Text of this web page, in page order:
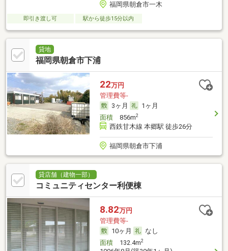
福岡県朝倉市一木
即引き渡し可 駅から徒歩15分以内
貸地
福岡県朝倉市下浦
22万円
管理費等-
3ヶ月
1ヶ月
面積856m2
西鉄甘木線 本郷駅 徒歩26分
福岡県朝倉市下浦
貸店舗（建物一部）
コミュニティセンター利便棟
8.82万円
管理費等-
10ヶ月
なし
面積132.4m2